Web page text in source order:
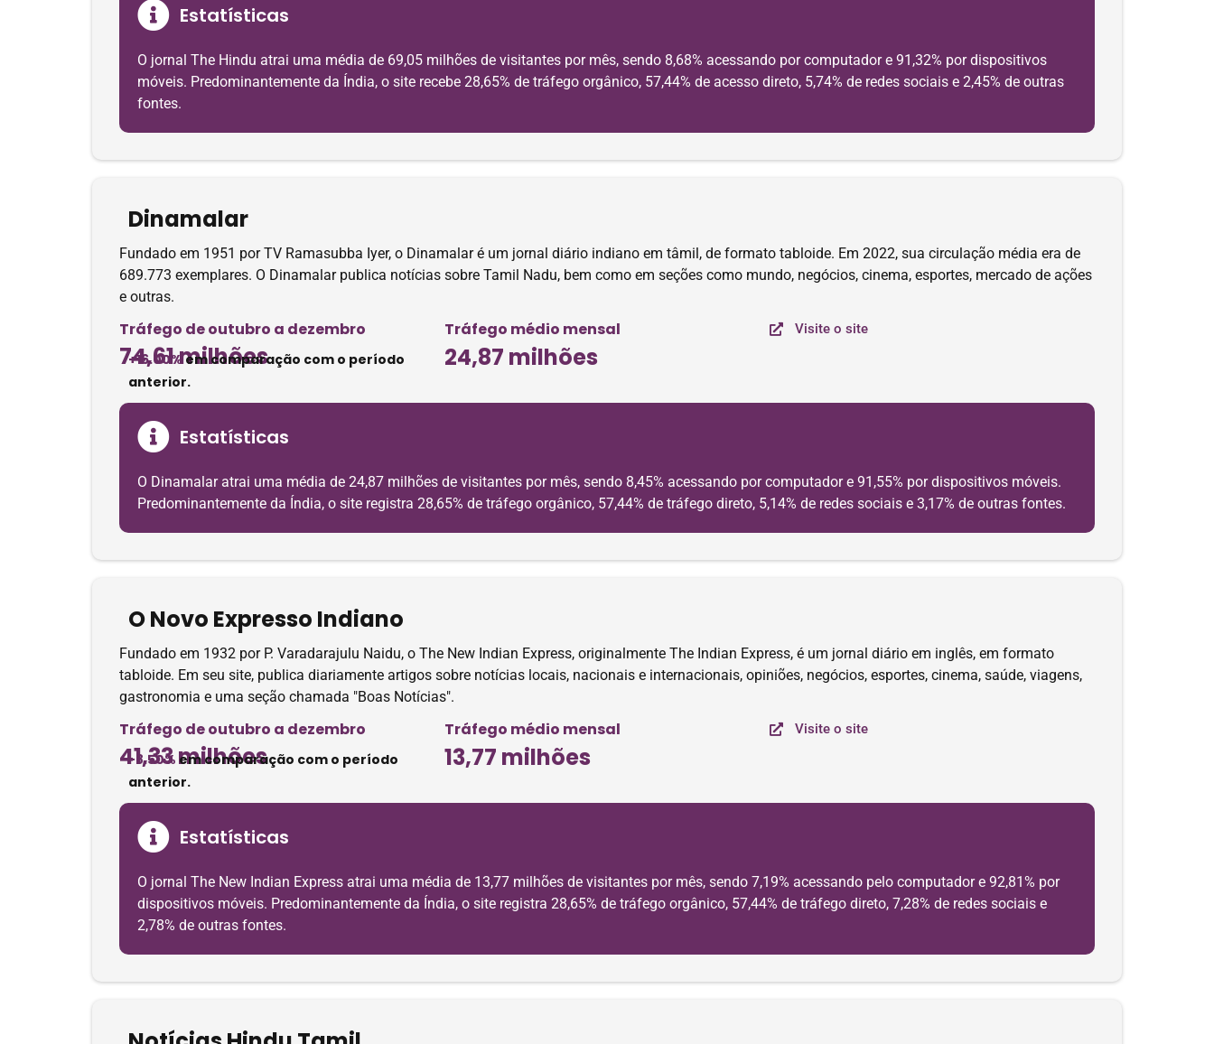
Estatísticas
O jornal The Hindu atrai uma média de 69,05 milhões de visitantes por mês, sendo 8,68% acessando por computador e 91,32% por dispositivos
móveis. Predominantemente da Índia, o site recebe 28,65% de tráfego orgânico, 57,44% de acesso direto, 5,74% de redes sociais e 2,45% de outras
fontes.
Dinamalar
Fundado em 1951 por TV Ramasubba Iyer, o Dinamalar é um jornal diário indiano em tâmil, de formato tabloide. Em 2022, sua circulação média era de
689.773 exemplares. O Dinamalar publica notícias sobre Tamil Nadu, bem como em seções como mundo, negócios, cinema, esportes, mercado de ações
e outras.
Tráfego de outubro a dezembro
74,61 milhões
+16.00%em comparação com o período
anterior.
Tráfego médio mensal
24,87 milhões
Visite o site
Estatísticas
O Dinamalar atrai uma média de 24,87 milhões de visitantes por mês, sendo 8,45% acessando por computador e 91,55% por dispositivos móveis.
Predominantemente da Índia, o site registra 28,65% de tráfego orgânico, 57,44% de tráfego direto, 5,14% de redes sociais e 3,17% de outras fontes.
O Novo Expresso Indiano
Fundado em 1932 por P. Varadarajulu Naidu, o The New Indian Express, originalmente The Indian Express, é um jornal diário em inglês, em formato
tabloide. Em seu site, publica diariamente artigos sobre notícias locais, nacionais e internacionais, opiniões, negócios, esportes, cinema, saúde, viagens,
gastronomia e uma seção chamada "Boas Notícias".
Tráfego de outubro a dezembro
41,33 milhões
-8.50% em comparação com o período
anterior.
Tráfego médio mensal
13,77 milhões
Visite o site
Estatísticas
O jornal The New Indian Express atrai uma média de 13,77 milhões de visitantes por mês, sendo 7,19% acessando pelo computador e 92,81% por
dispositivos móveis. Predominantemente da Índia, o site registra 28,65% de tráfego orgânico, 57,44% de tráfego direto, 7,28% de redes sociais e
2,78% de outras fontes.